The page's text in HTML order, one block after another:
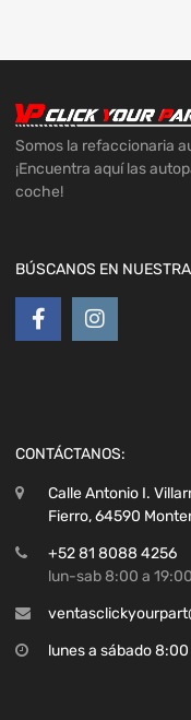
Somos la refaccionaria
¡Encuentra aquí las
coche!
BÚSCANOS EN
CONTÁCTANOS:
Calle Antonio I.
Fierro, 64590
+52 81 8088 4256
lun-sab 8:00 a 19:00
lunes a sábado 8:00